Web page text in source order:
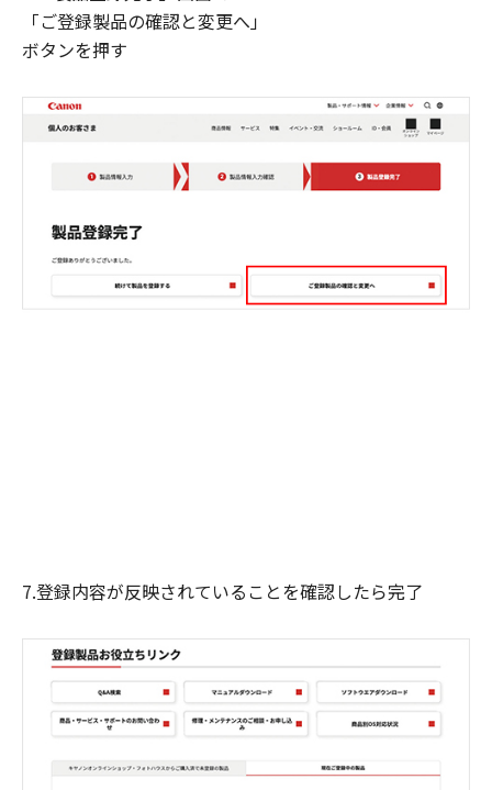
「ご登録製品の確認と変更へ」
ボタンを押す
7.登録内容が反映されていることを確認したら完了